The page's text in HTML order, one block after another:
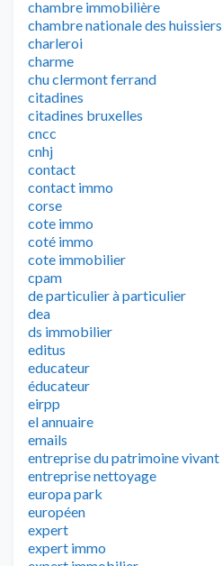
chambre immobilière
chambre nationale des huissiers
charleroi
charme
chu clermont ferrand
citadines
citadines bruxelles
cncc
cnhj
contact
contact immo
corse
cote immo
coté immo
cote immobilier
cpam
de particulier à particulier
dea
ds immobilier
editus
educateur
éducateur
eirpp
el annuaire
emails
entreprise du patrimoine vivant
entreprise nettoyage
europa park
européen
expert
expert immo